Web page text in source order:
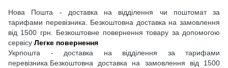
Нова Пошта - доставка на відділення чи поштомат за
тарифами перевізника. Безкоштовна доставка на замовлення
від 1500 грн. Безкоштовне повернення товару за допомогою
сервісу Легке повернення
Укрпошта - доставка на відділення за тарифами
перевізника.Безкоштовна доставка на замовлення від 1500